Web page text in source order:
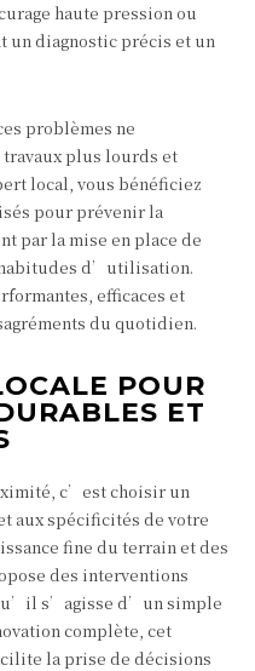
haute pression ou
un diagnostic précis et un
problèmes ne
plus lourds et
local, vous bénéficiez
pour prévenir la
par la mise en place de
d’utilisation.
efficaces et
du quotidien.
POUR
ET
c’est choisir un
aux spécificités de votre
fine du terrain et des
des interventions
s’agisse d’un simple
complète, cet
la prise de décisions